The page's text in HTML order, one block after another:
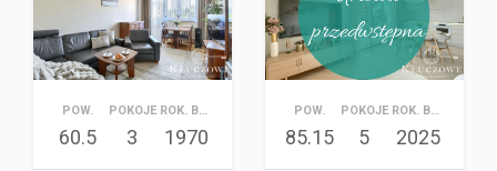
POW.
60.5
POKOJE
3
ROK. BUD.
1970
POW.
85.15
POKOJE
5
ROK. BUD.
2025